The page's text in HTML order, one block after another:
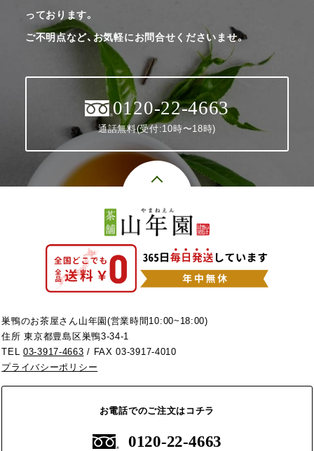
っております。
ご不明点など、お気軽にお問合せくださいませ。
0120-22-4663
通話無料(受付:10時〜18時)
巣鴨のお茶屋さん山年園(営業時間10:00~18:00)
住所 東京都豊島区巣鴨3-34-1
TEL03-3917-4663 / FAX 03-3917-4010
プライバシーポリシー
お電話でのご注文はコチラ
0120-22-4663